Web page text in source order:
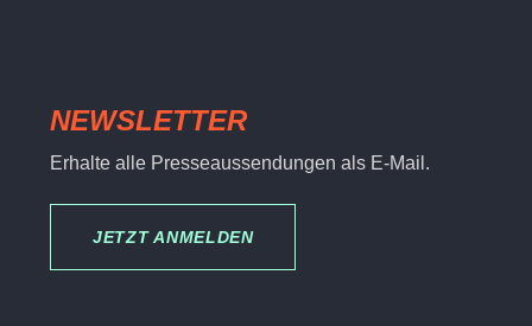
NEWSLETTER
Erhalte alle Presseaussendungen als E-Mail.
JETZT ANMELDEN